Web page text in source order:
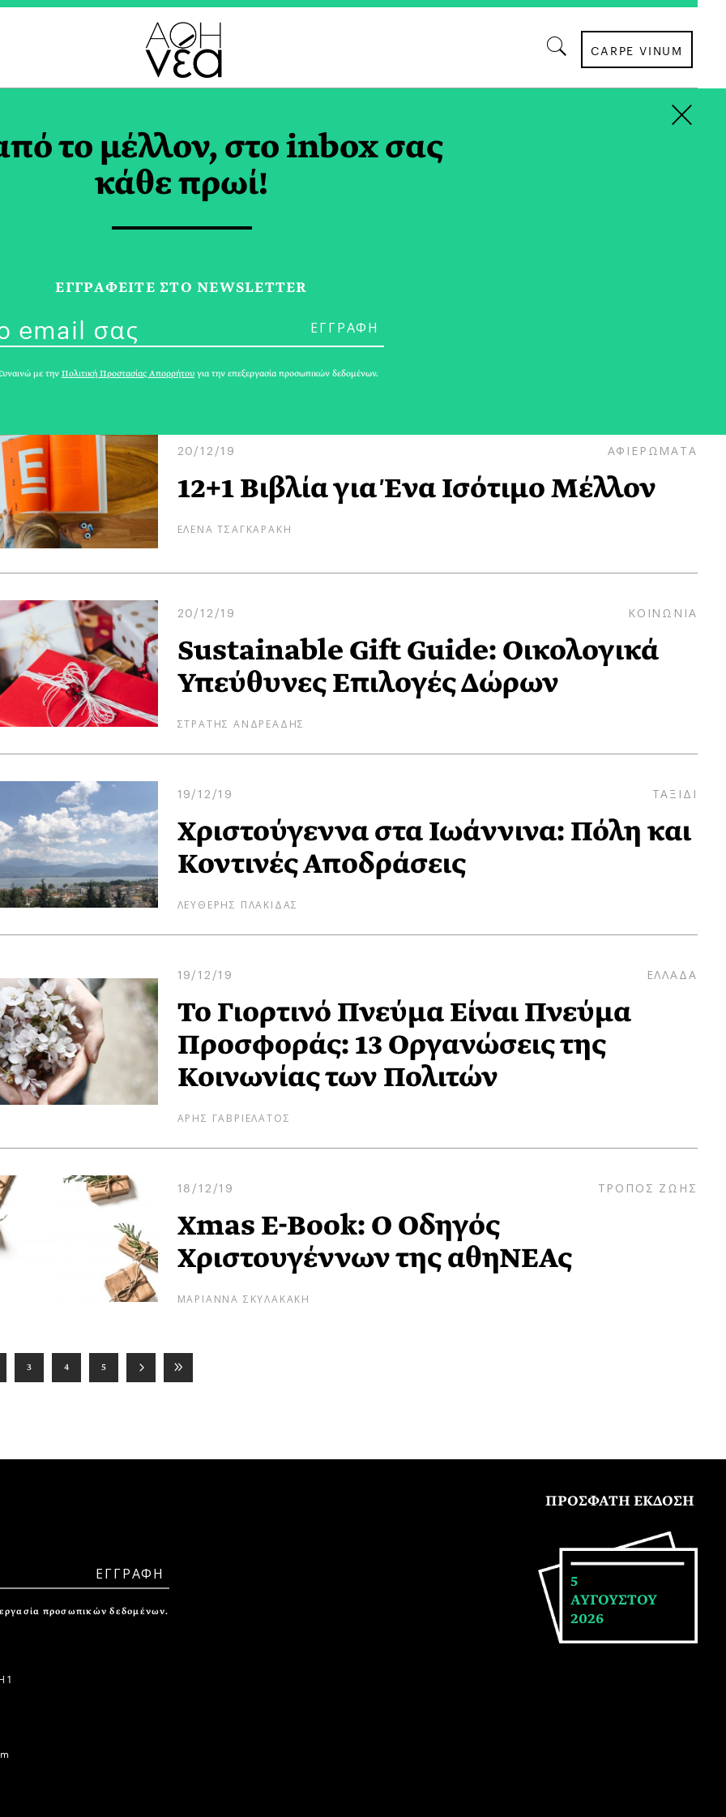
CARPE VINUM
2019
Όμιλος Eurolife ERB: Δράσεις με
Ξεχωριστή Αξία
ΑΘΗΝΕΑ
20/12/19 ΑΦΙΕΡΩΜΑΤΑ
12+1 Βιβλία για Ένα Ισότιμο Μέλλον
ΕΛΕΝΑ ΤΣΑΓΚΑΡΑΚΗ
20/12/19 ΚΟΙΝΩΝΙΑ
Sustainable Gift Guide: Οικολογικά
Υπεύθυνες Επιλογές Δώρων
ΣΤΡΑΤΗΣ ΑΝΔΡΕΑΔΗΣ
19/12/19 ΤΑΞΙΔΙ
Χριστούγεννα στα Ιωάννινα: Πόλη και
Κοντινές Αποδράσεις
ΛΕΥΘΕΡΗΣ ΠΛΑΚΙΔΑΣ
19/12/19 ΕΛΛΑΔΑ
Το Γιορτινό Πνεύμα Είναι Πνεύμα
Προσφοράς: 13 Οργανώσεις της
Κοινωνίας των Πολιτών
ΑΡΗΣ ΓΑΒΡΙΕΛΑΤΟΣ
18/12/19 ΤΡΟΠΟΣ ΖΩΗΣ
Xmas E-Book: Ο Οδηγός
Χριστουγέννων της αθηΝΕΑς
ΜΑΡΙΑΝΝΑ ΣΚΥΛΑΚΑΚΗ
3 4 5
προσωπικών δεδομένων.
1
ΠΡΟΣΦΑΤΗ ΕΚΔΟΣΗ
5
ΑΥΓΟΥΣΤΟΥ
2026
το μέλλον, στο inbox σας
κάθε πρωί!
ΕΓΓPΑΦΕΙΤΕ ΣΤΟ NEWSLETTER
με την Πολιτική Προστασίας Απορρήτου για την επεξεργασία προσωπικών δεδομένων.
×